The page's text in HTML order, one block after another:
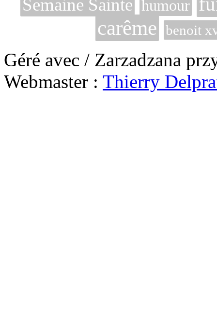
Semaine Sainte humour
carême benoit
Géré avec / Zarzadzana
Webmaster : Thierry